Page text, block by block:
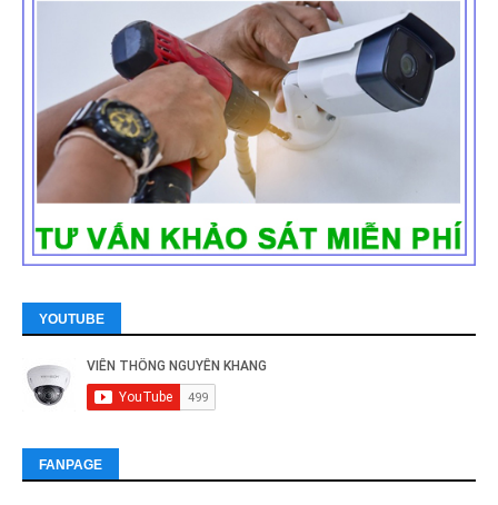
YOUTUBE
FANPAGE